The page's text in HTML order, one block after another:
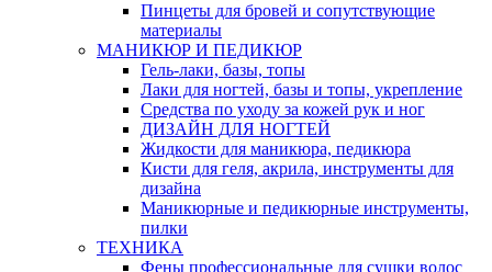
Пинцеты для бровей и сопутствующие
материалы
МАНИКЮР И ПЕДИКЮР
Гель-лаки, базы, топы
Лаки для ногтей, базы и топы, укрепление
Средства по уходу за кожей рук и ног
ДИЗАЙН ДЛЯ НОГТЕЙ
Жидкости для маникюра, педикюра
Кисти для геля, акрила, инструменты для
дизайна
Маникюрные и педикюрные инструменты,
пилки
ТЕХНИКА
Фены профессиональные для сушки волос